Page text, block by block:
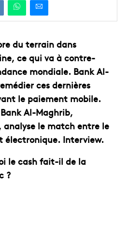
du terrain dans
ce qui va à contre-
mondiale. Bank Al-
ces dernières
le paiement mobile.
Al-Maghrib,
analyse le match entre le
électronique. Interview.
le cash fait-il de la
?